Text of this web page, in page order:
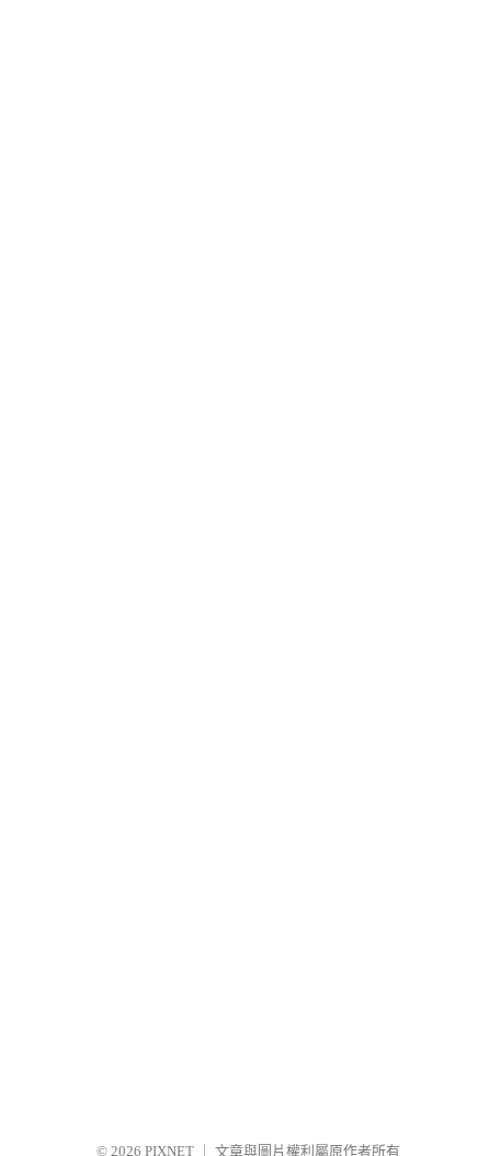
© 2026 PIXNET 文章與圖片權利屬原作者所有